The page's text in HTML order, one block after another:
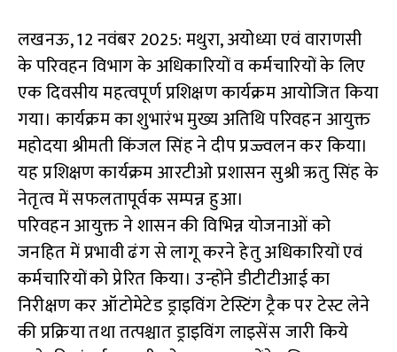
p
लखनऊ, 12 नवंबर 2025: मथुरा, अयोध्या एवं वाराणसी
के परिवहन विभाग के अधिकारियों व कर्मचारियों के लिए
एक दिवसीय महत्वपूर्ण प्रशिक्षण कार्यक्रम आयोजित किया
गया। कार्यक्रम का शुभारंभ मुख्य अतिथि परिवहन आयुक्त
महोदया श्रीमती किंजल सिंह ने दीप प्रज्ज्वलन कर किया।
यह प्रशिक्षण कार्यक्रम आरटीओ प्रशासन सुश्री ऋतु सिंह के
नेतृत्व में सफलतापूर्वक सम्पन्न हुआ।
परिवहन आयुक्त ने शासन की विभिन्न योजनाओं को
जनहित में प्रभावी ढंग से लागू करने हेतु अधिकारियों एवं
कर्मचारियों को प्रेरित किया। उन्होंने डीटीटीआई का
निरीक्षण कर ऑटोमेटेड ड्राइविंग टेस्टिंग ट्रैक पर टेस्ट लेने
की प्रक्रिया तथा तत्पश्चात ड्राइविंग लाइसेंस जारी किये